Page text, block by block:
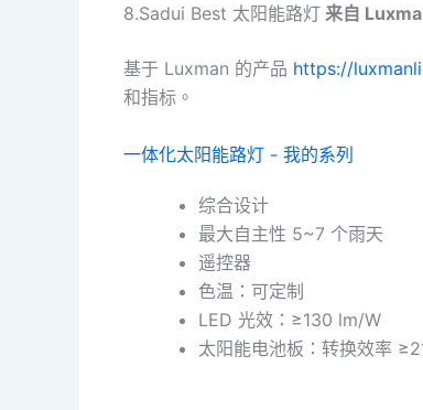
8.Sadui Best 太阳能路灯 来自
基于 Luxman 的产品 https://
和指标。
一体化太阳能路灯 - 我的系列
综合设计
最大自主性 5~7 个雨天
遥控器
色温：可定制
LED 光效：≥130 lm/W
太阳能电池板：转换效率